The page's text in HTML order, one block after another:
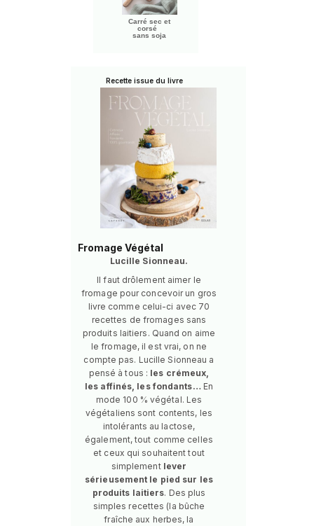
Carré sec et
corsé
sans soja
Recette issue du livre
Fromage Végétal
Lucille Sionneau.
Il faut drôlement aimer le
fromage pour concevoir un gros
livre comme celui-ci avec 70
recettes de fromages sans
produits laitiers. Quand on aime
le fromage, il est vrai, on ne
compte pas. Lucille Sionneau a
pensé à tous : les crémeux,
les affinés, les fondants… En
mode 100 % végétal. Les
végétaliens sont contents, les
intolérants au lactose,
également, tout comme celles
et ceux qui souhaitent tout
simplementlever
sérieusement le pied sur les
produits laitiers. Des plus
simples recettes (la bûche
fraîche aux herbes, la